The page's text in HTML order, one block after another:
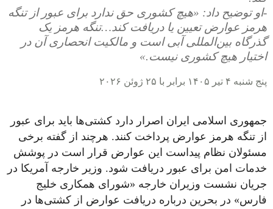
-او توضیح داد: «هیچ کشوری حق ندارد برای عبور از تنگه
هرمز عوارض تعیین یا دریافت کند…تنگه هرمز یک
گذرگاه بین‌المللی آبی است و مالکیت انحصاری آن در
اختیار هیچ کشوری نیست.»
پنج شنبه ۴ تیر ۱۴۰۵ برابر با ۲۵ ژوئن ۲۰۲۶
جمهوری اسلامی ایران اصرار دارد کشتی‌ها باید برای عبور
از تنگه هرمز عوارض پرداخت کنند. هرچند از گفته برخی
مسئولان نظام پیداست این عوارض قرار است در پوشش
خدمات امن برای عبور دریافت شود. وزیر خارجه آمریکا در
جریان نشست وزیران خارجه «شورای همکاری خلیج
فارس» در بحرین درباره دریافت عوارض از کشتی‌ها در